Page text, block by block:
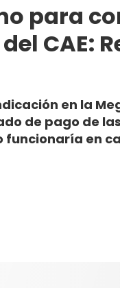
para
CAE:
en la
de pago de
funcionaría en